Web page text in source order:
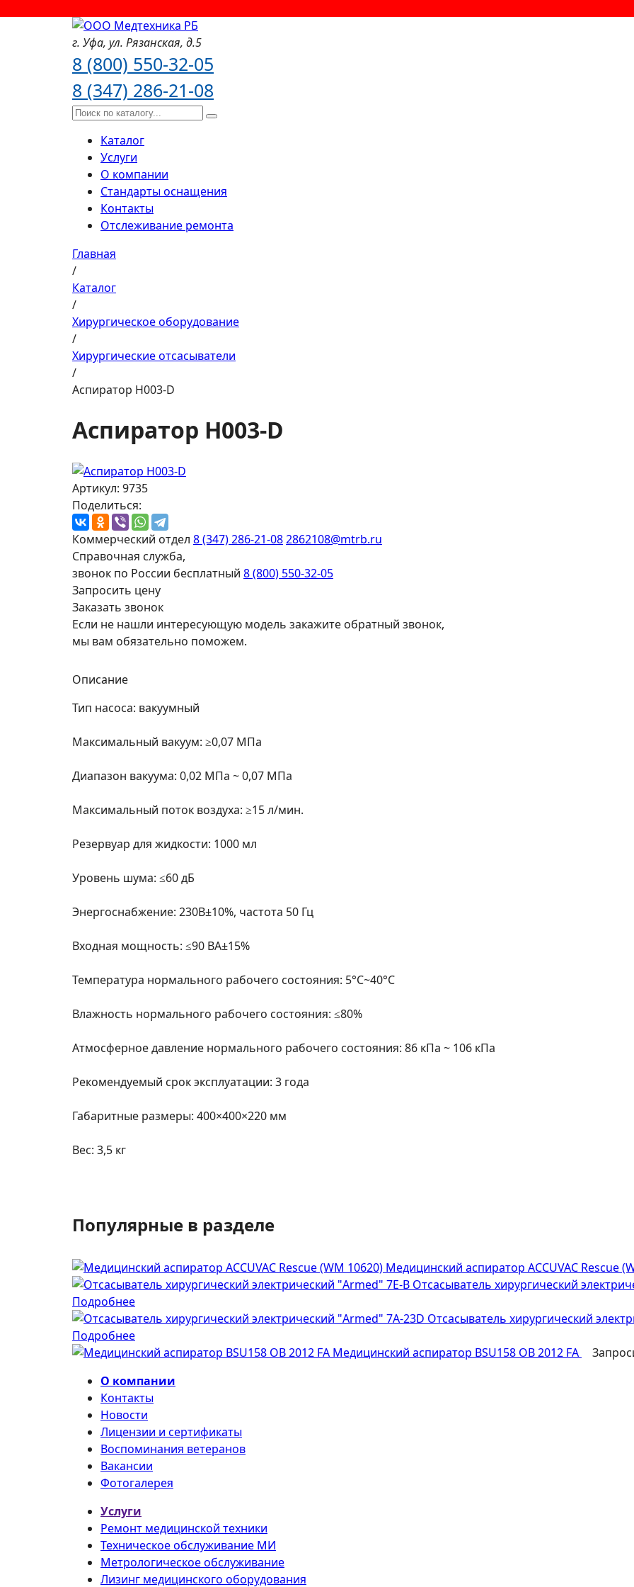
г. Уфа, ул. Рязанская, д.5
8 (800) 550-32-05
8 (347) 286-21-08
Каталог
Услуги
О компании
Стандарты оснащения
Контакты
Отслеживание ремонта
Главная
/
Каталог
/
Хирургическое оборудование
/
Хирургические отсасыватели
/
Аспиратор H003-D
Аспиратор H003-D
Артикул: 9735
Поделиться:
Коммерческий отдел 8 (347) 286-21-082862108@mtrb.ru
Справочная служба,
звонок по России бесплатный 8 (800) 550-32-05
Запросить цену
Заказать звонок
Если не нашли интересующую модель закажите обратный звонок,
мы вам обязательно поможем.
Описание
Тип насоса: вакуумный
Максимальный вакуум: ≥0,07 МПа
Диапазон вакуума: 0,02 МПа ~ 0,07 МПа
Максимальный поток воздуха: ≥15 л/мин.
Резервуар для жидкости: 1000 мл
Уровень шума: ≤60 дБ
Энергоснабжение: 230В±10%, частота 50 Гц
Входная мощность: ≤90 ВА±15%
Температура нормального рабочего состояния: 5°С~40°С
Влажность нормального рабочего состояния: ≤80%
Атмосферное давление нормального рабочего состояния: 86 кПа ~ 106 кПа
Рекомендуемый срок эксплуатации: 3 года
Габаритные размеры: 400×400×220 мм
Вес: 3,5 кг
Популярные в разделе
Медицинский аспиратор ACCUVAC Rescue
Отсасыватель хирургический
Подробнее
Отсасыватель хирургический
Подробнее
Медицинский аспиратор BSU158 OB 2012 FA
О компании
Контакты
Новости
Лицензии и сертификаты
Воспоминания ветеранов
Вакансии
Фотогалерея
Услуги
Ремонт медицинской техники
Техническое обслуживание МИ
Метрологическое обслуживание
Лизинг медицинского оборудования